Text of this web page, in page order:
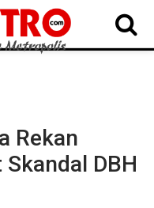
TAPUT BATUBARA DELISERDANG
Rekan
DBH